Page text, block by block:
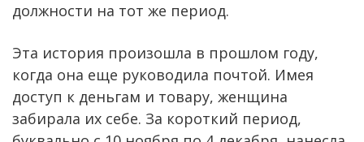
должности на тот же период.
Эта история произошла в прошлом году,
когда она еще руководила почтой. Имея
доступ к деньгам и товару, женщина
забирала их себе. За короткий период,